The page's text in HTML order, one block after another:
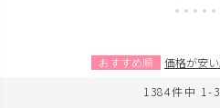
おすすめ順 価格が安
1384件中 1-